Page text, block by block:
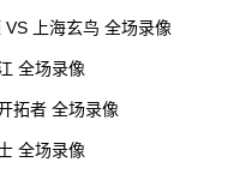
上海玄鸟 全场录像
全场录像
拓者 全场录像
全场录像